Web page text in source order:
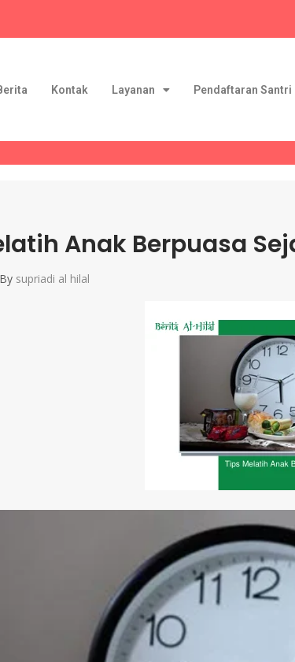
Kontak Layanan Pendaftaran Santri
Anak Berpuasa
By supriadi al hilal